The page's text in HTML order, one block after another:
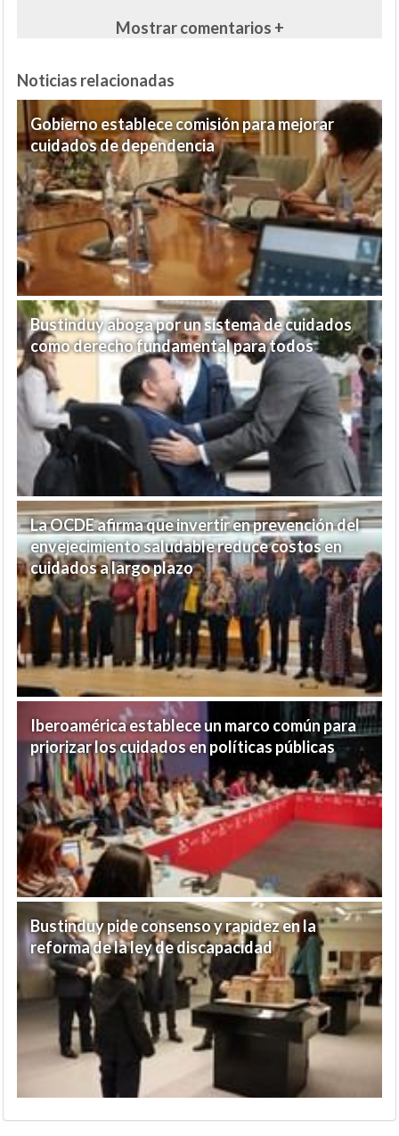
Mostrar comentarios +
Noticias relacionadas
Gobierno establece comisión para mejorar
cuidados de dependencia
Bustinduy aboga por un sistema de cuidados
como derecho fundamental para todos
La OCDE afirma que invertir en prevención del
envejecimiento saludable reduce costos en
cuidados a largo plazo
Iberoamérica establece un marco común para
priorizar los cuidados en políticas públicas
Bustinduy pide consenso y rapidez en la
reforma de la ley de discapacidad